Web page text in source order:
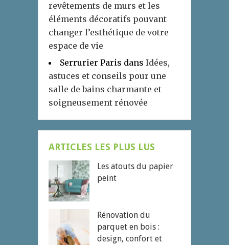
revêtements de murs et les
éléments décoratifs pouvant
changer l’esthétique de votre
espace de vie
Serrurier Paris dans Idées,
astuces et conseils pour une
salle de bains charmante et
soigneusement rénovée
ARTICLES LES PLUS LUS
Les atouts du papier
peint
Rénovation du
parquet en bois :
design, confort et